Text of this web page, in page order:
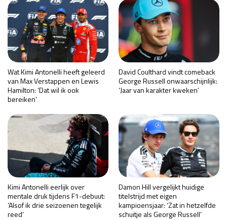
Wat Kimi Antonelli heeft geleerd
van Max Verstappen en Lewis
Hamilton: ‘Dat wil ik ook
bereiken’
David Coulthard vindt comeback
George Russell onwaarschijnlijk:
‘Jaar van karakter kweken’
Kimi Antonelli eerlijk over
mentale druk tijdens F1-debuut:
‘Alsof ik drie seizoenen tegelijk
reed’
Damon Hill vergelijkt huidige
titelstrijd met eigen
kampioensjaar: ‘Zat in hetzelfde
schuitje als George Russell’